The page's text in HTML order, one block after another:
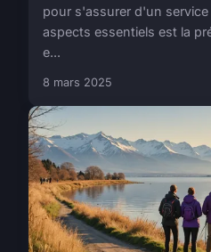
pour s'assurer d'un
aspects essentiels est la
e...
8 mars 2025